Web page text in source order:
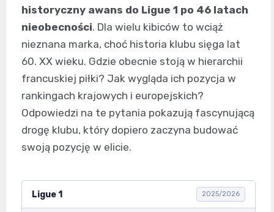
historyczny awans do Ligue 1 po 46 latach
nieobecności. Dla wielu kibiców to wciąż
nieznana marka, choć historia klubu sięga lat
60. XX wieku. Gdzie obecnie stoją w hierarchii
francuskiej piłki? Jak wygląda ich pozycja w
rankingach krajowych i europejskich?
Odpowiedzi na te pytania pokazują fascynującą
drogę klubu, który dopiero zaczyna budować
swoją pozycję w elicie.
Ligue 1 2025/2026